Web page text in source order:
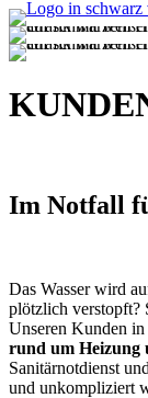
Im Notfall
Das Wasser wird
plötzlich verstopft?
Unseren Kunden
rund um Heizung
Sanitärnotdienst
und unkompliziert